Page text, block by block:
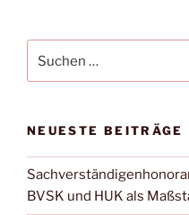
nach:
NEUESTE BEITRÄGE
BVSK und HUK als